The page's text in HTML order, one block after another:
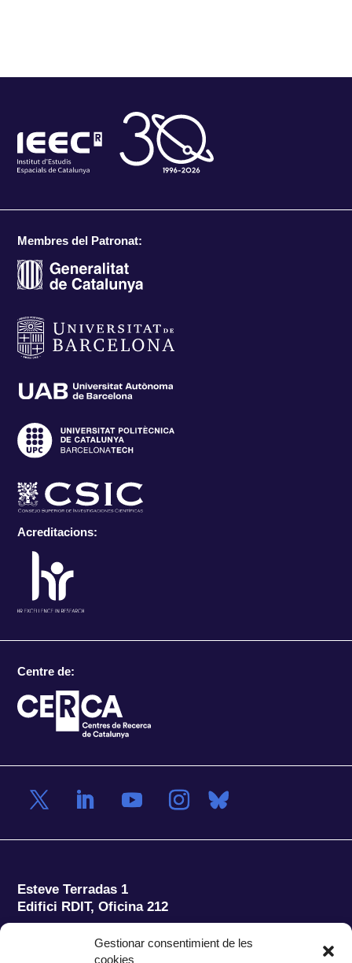
Gestionar consentimient de les
cookies
Membres del Patronat:
Acreditacions:
Centre de:
Esteve Terradas 1
Edifici RDIT, Oficina 212
Parc Mediterrani de la Tecnologia (PMT)
del Baix Llobregat – UPC